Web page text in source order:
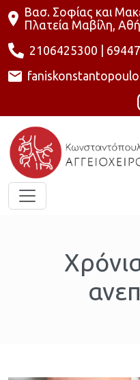
Βασ. Σοφίας και
Πλατεία Μαβίλη,
2106425300